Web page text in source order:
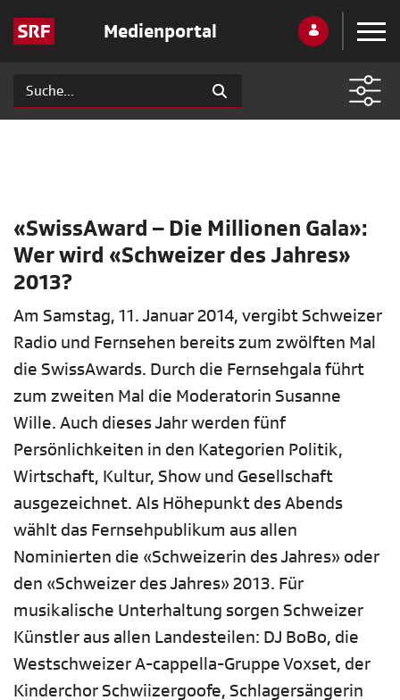
Medienportal
«SwissAward – Die Millionen Gala»:
Wer wird «Schweizer des Jahres»
2013?
Am Samstag, 11. Januar 2014, vergibt Schweizer
Radio und Fernsehen bereits zum zwölften Mal
die SwissAwards. Durch die Fernsehgala führt
zum zweiten Mal die Moderatorin Susanne
Wille. Auch dieses Jahr werden fünf
Persönlichkeiten in den Kategorien Politik,
Wirtschaft, Kultur, Show und Gesellschaft
ausgezeichnet. Als Höhepunkt des Abends
wählt das Fernsehpublikum aus allen
Nominierten die «Schweizerin des Jahres» oder
den «Schweizer des Jahres» 2013. Für
musikalische Unterhaltung sorgen Schweizer
Künstler aus allen Landesteilen: DJ BoBo, die
Westschweizer A-cappella-Gruppe Voxset, der
Kinderchor Schwiizergoofe, Schlagersängerin